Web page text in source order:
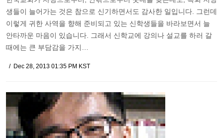
생들이 늘어가는 것은 참으로 신기하면서도 감사한 일입니다. 그런데
이렇게 귀한 사역을 향해 준비되고 있는 신학생들을 바라보면서 늘
안타까운 마음이 있습니다. 그래서 신학교에 강의나 설교를 하러 갈
때에는 큰 부담감을 가지…
Dec 28, 2013 01:35 PM KST